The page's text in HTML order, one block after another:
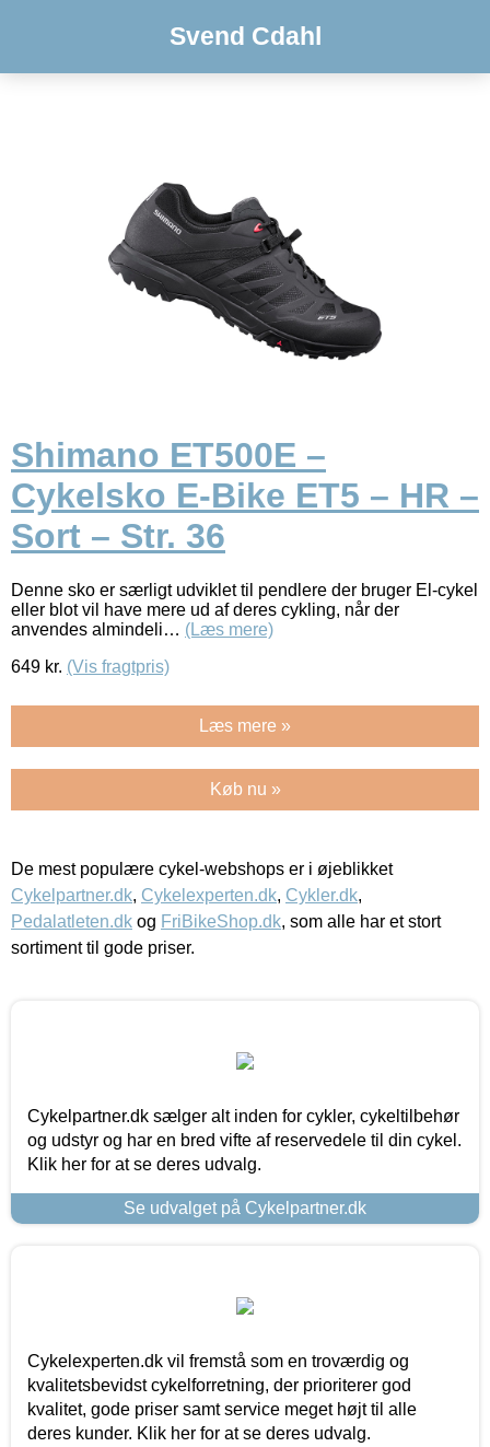
Svend Cdahl
Shimano ET500E –
Cykelsko E-Bike ET5 – HR –
Sort – Str. 36
Denne sko er særligt udviklet til pendlere der bruger El-cykel
eller blot vil have mere ud af deres cykling, når der
anvendes almindeli… (Læs mere)
649 kr. (Vis fragtpris)
Læs mere »
Køb nu »
De mest populære cykel-webshops er i øjeblikket
Cykelpartner.dk, Cykelexperten.dk, Cykler.dk,
Pedalatleten.dk og FriBikeShop.dk, som alle har et stort
sortiment til gode priser.
Cykelpartner.dk sælger alt inden for cykler, cykeltilbehør
og udstyr og har en bred vifte af reservedele til din cykel.
Klik her for at se deres udvalg.
Se udvalget på Cykelpartner.dk
Cykelexperten.dk vil fremstå som en troværdig og
kvalitetsbevidst cykelforretning, der prioriterer god
kvalitet, gode priser samt service meget højt til alle
deres kunder. Klik her for at se deres udvalg.